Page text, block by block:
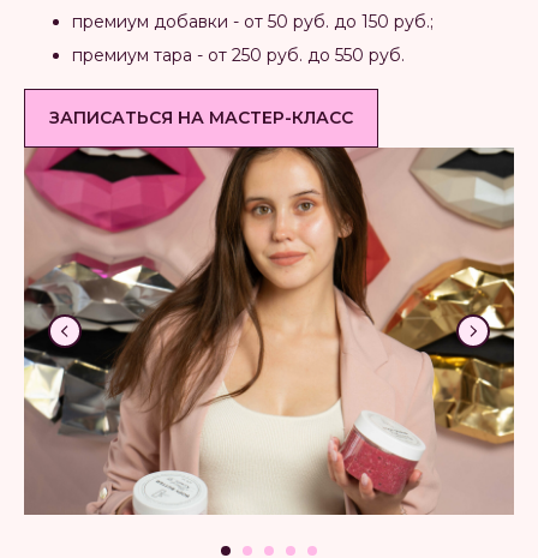
премиум добавки - от 50 руб. до 150 руб.;
премиум тара - от 250 руб. до 550 руб.
ЗАПИСАТЬСЯ НА МАСТЕР-КЛАСС